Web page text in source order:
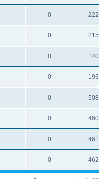
0
0
0
0
0
0
0
0